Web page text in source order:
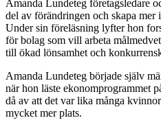
Amanda Lundeteg företagsledare
del av förändringen och skapa mer
Under sin föreläsning lyfter hon
för bolag som vill arbeta
till ökad lönsamhet och
Amanda Lundeteg började själv
när hon läste ekonomprogrammet
då av att det var lika många
mycket mer plats.